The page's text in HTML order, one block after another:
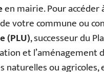
en mairie. Pour
votre commune ou
(PLU), successeur du
et l’aménagement
naturelles ou agricoles,